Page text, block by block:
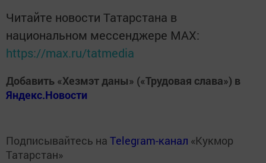
Читайте новости Татарстана в
национальном мессенджере MАХ:
https://max.ru/tatmedia
Добавить «Хезмэт даны» («Трудовая слава») в
Яндекс.Новости
Подписывайтесь на Telegram-канал «Кукмор
Татарстан»